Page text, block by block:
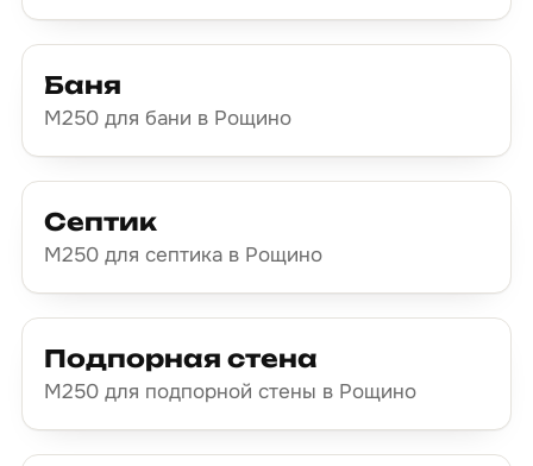
Баня
М250 для бани в Рощино
Септик
М250 для септика в Рощино
Подпорная стена
М250 для подпорной стены в Рощино